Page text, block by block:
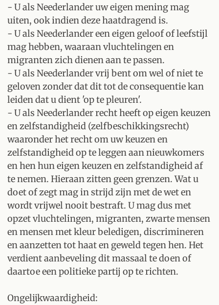
- U als Neederlander uw eigen mening mag
uiten, ook indien deze haatdragend is.
- U als Neederlander een eigen geloof of leefstijl
mag hebben, waaraan vluchtelingen en
migranten zich dienen aan te passen.
- U als Neederlander vrij bent om wel of niet te
geloven zonder dat dit tot de consequentie kan
leiden dat u dient 'op te pleuren'.
- U als Neederlander recht heeft op eigen keuzen
en zelfstandigheid (zelfbeschikkingsrecht)
waaronder het recht om uw keuzen en
zelfstandigheid op te leggen aan nieuwkomers
en hen hun eigen keuzen en zelfstandigheid af
te nemen. Hieraan zitten geen grenzen. Wat u
doet of zegt mag in strijd zijn met de wet en
wordt vrijwel nooit bestraft. U mag dus met
opzet vluchtelingen, migranten, zwarte mensen
en mensen met kleur beledigen, discrimineren
en aanzetten tot haat en geweld tegen hen. Het
verdient aanbeveling dit massaal te doen of
daartoe een politieke partij op te richten.
Ongelijkwaardigheid: